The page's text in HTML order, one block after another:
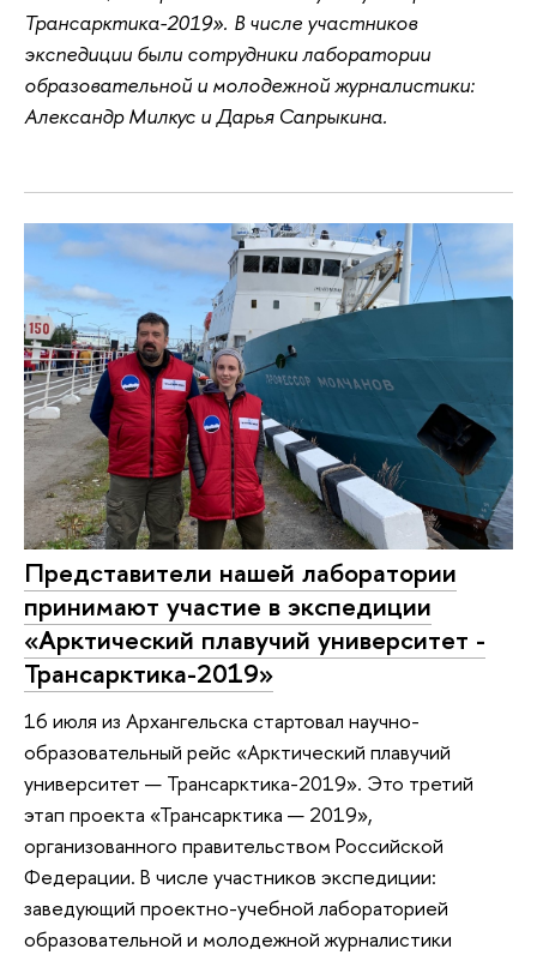
Трансарктика-2019». В числе участников
экспедиции были сотрудники лаборатории
образовательной и молодежной журналистики:
Александр Милкус и Дарья Сапрыкина.
Представители нашей лаборатории
принимают участие в экспедиции
«Арктический плавучий университет -
Трансарктика-2019»
16 июля из Архангельска стартовал научно-
образовательный рейс «Арктический плавучий
университет — Трансарктика-2019». Это третий
этап проекта «Трансарктика — 2019»,
организованного правительством Российской
Федерации. В числе участников экспедиции:
заведующий проектно-учебной лабораторией
образовательной и молодежной журналистики